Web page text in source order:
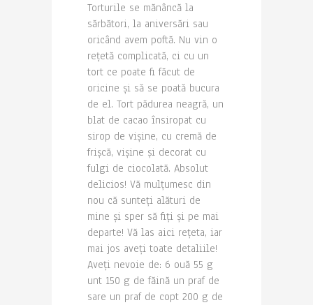
Torturile se mănâncă la
sărbători, la aniversări sau
oricând avem poftă. Nu vin o
rețetă complicată, ci cu un
tort ce poate fi făcut de
oricine și să se poată bucura
de el. Tort pădurea neagră, un
blat de cacao însiropat cu
sirop de vișine, cu cremă de
frișcă, vișine și decorat cu
fulgi de ciocolată. Absolut
delicios! Vă mulțumesc din
nou că sunteți alături de
mine și sper să fiți și pe mai
departe! Vă las aici rețeta, iar
mai jos aveți toate detaliile!
Aveți nevoie de: 6 ouă 55 g
unt 150 g de făină un praf de
sare un praf de copt 200 g de